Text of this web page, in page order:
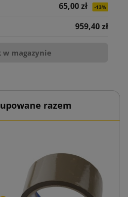
65,00 zł
-13%
959,40 zł
w magazynie
razem